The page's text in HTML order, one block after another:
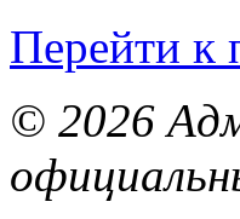
Перейти к
© 2026